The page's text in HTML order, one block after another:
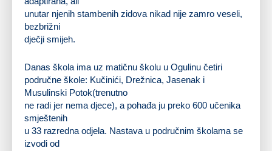
unutar njenih stambenih zidova nikad nije zamro veseli,
bezbrižni
dječji smijeh.
Danas škola ima uz matičnu školu u Ogulinu četiri
područne škole: Kučinići, Drežnica, Jasenak i
Musulinski Potok(trenutno
ne radi jer nema djece), a pohađa ju preko 600 učenika
smještenih
u 33 razredna odjela. Nastava u područnim školama se
izvodi od